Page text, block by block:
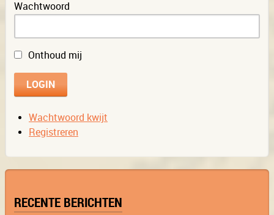
Wachtwoord
Onthoud mij
Wachtwoord kwijt
Registreren
RECENTE BERICHTEN